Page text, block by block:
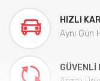
HIZLI
Aynı Gün
GÜVENLI